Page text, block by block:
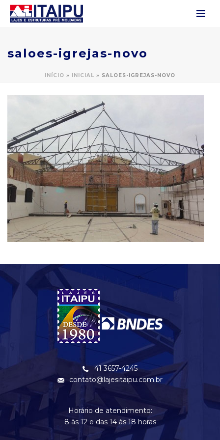
saloes-igrejas-novo
INÍCIO » INICIAL » SALOES-IGREJAS-NOVO
41 3657-4245
contato@lajesitaipu.com.br
Horário de atendimento:
8 às 12 e das 14 às 18 horas